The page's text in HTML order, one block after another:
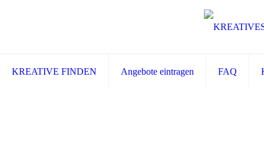
KREATIVE FINDEN Angebote eintragen FAQ